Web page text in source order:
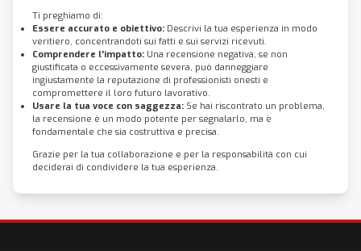
Ti preghiamo di:
Essere accurato e obiettivo: Descrivi la tua esperienza in modo
veritiero, concentrandoti sui fatti e sui servizi ricevuti.
Comprendere l'impatto: Una recensione negativa, se non
giustificata o eccessivamente severa, può danneggiare
ingiustamente la reputazione di professionisti onesti e
compromettere il loro futuro lavorativo.
Usare la tua voce con saggezza: Se hai riscontrato un problema,
la recensione è un modo potente per segnalarlo, ma è
fondamentale che sia costruttiva e precisa.
Grazie per la tua collaborazione e per la responsabilità con cui
deciderai di condividere la tua esperienza.